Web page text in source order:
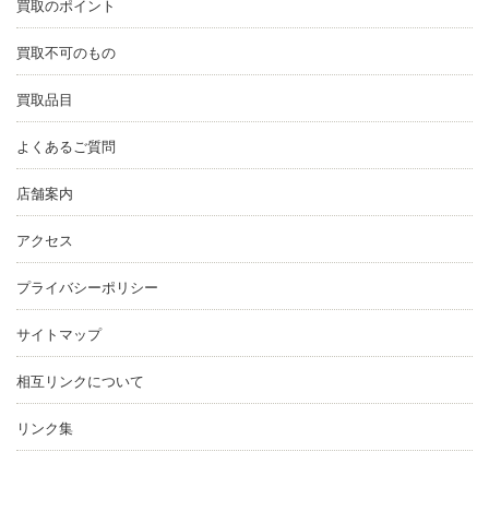
買取のポイント
買取不可のもの
買取品目
よくあるご質問
店舗案内
アクセス
プライバシーポリシー
サイトマップ
相互リンクについて
リンク集